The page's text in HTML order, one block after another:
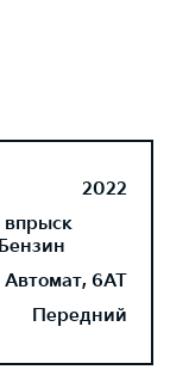
2022
впрыск
Автомат, 6AT
Передний